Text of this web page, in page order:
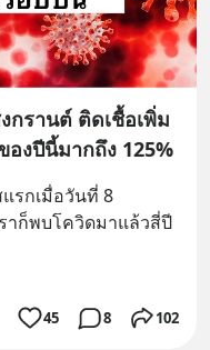
กรานต์ ติดเชื้อเพิ่ม
งปีนี้มากถึง 125%
รกเมื่อวันที่ 8
าก็พบโควิดมาแล้วสี่ปี
45 8 102